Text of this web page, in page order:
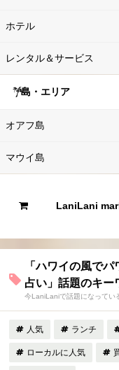
ホテル
レンタル＆サービス
島・エリア
オアフ島
マウイ島
LaniLani
「ハワイの風で
占い」話題のキー
今LaniLaniで話題になってい
人気 ランチ
ローカルに人気